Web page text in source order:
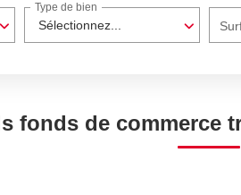
Sélectionnez...
Type de bien
fonds de commerce